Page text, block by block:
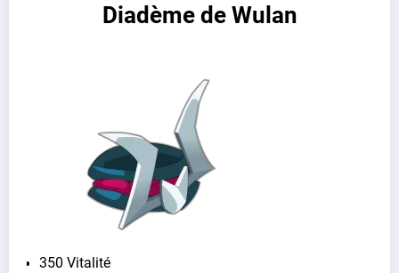
Diadème de Wulan
350 Vitalité